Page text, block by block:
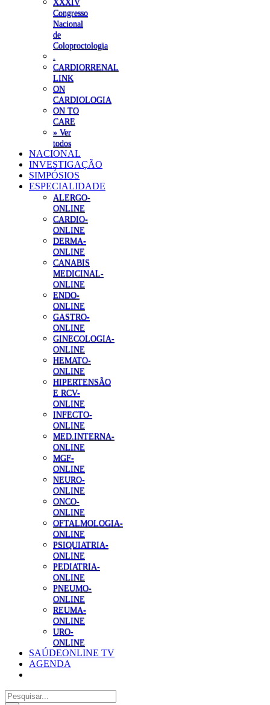
Congresso
Nacional
de
Coloproctologia
CARDIORRENAL
LINK
ON
CARDIOLOGIA
ON TO
CARE
» Ver
todos
NACIONAL
INVESTIGAÇÃO
SIMPÓSIOS
ESPECIALIDADE
ALERGO-
ONLINE
CARDIO-
ONLINE
DERMA-
ONLINE
CANABIS
MEDICINAL-
ONLINE
ENDO-
ONLINE
GASTRO-
ONLINE
GINECOLOGIA-
ONLINE
HEMATO-
ONLINE
HIPERTENSÃO
E RCV-
ONLINE
INFECTO-
ONLINE
MED.INTERNA-
ONLINE
MGF-
ONLINE
NEURO-
ONLINE
ONCO-
ONLINE
OFTALMOLOGIA-
ONLINE
PSIQUIATRIA-
ONLINE
PEDIATRIA-
ONLINE
PNEUMO-
ONLINE
REUMA-
ONLINE
URO-
ONLINE
SAÚDEONLINE TV
AGENDA
Pesquisar